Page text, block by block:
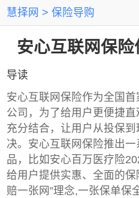
慧择网 保险导购
安心互联网保
导读
安心互联网保险作为全国首
公司，为了给用户更便捷
充分结合，让用户从投保
决。安心互联网保险推出
品，比如安心百万医疗险
给用户提供实惠、全面的
赔一张网”理念,一张保单保